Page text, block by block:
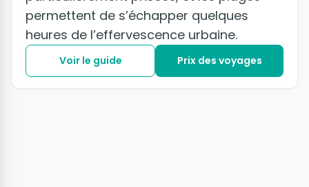
permettent de s’échapper quelques
heures de l’effervescence urbaine.
Voir le guide Prix des voyages